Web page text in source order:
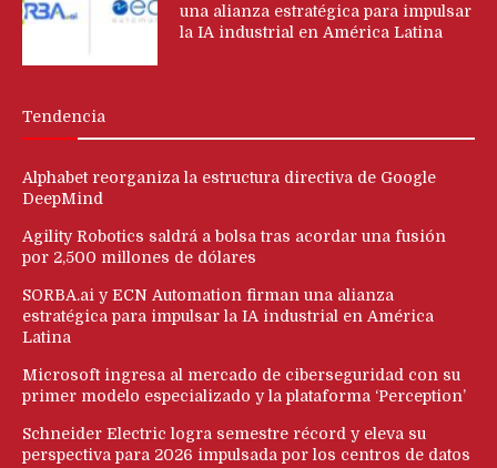
una alianza estratégica para impulsar
la IA industrial en América Latina
Tendencia
Alphabet reorganiza la estructura directiva de Google
DeepMind
Agility Robotics saldrá a bolsa tras acordar una fusión
por 2,500 millones de dólares
SORBA.ai y ECN Automation firman una alianza
estratégica para impulsar la IA industrial en América
Latina
Microsoft ingresa al mercado de ciberseguridad con su
primer modelo especializado y la plataforma ‘Perception’
Schneider Electric logra semestre récord y eleva su
perspectiva para 2026 impulsada por los centros de datos